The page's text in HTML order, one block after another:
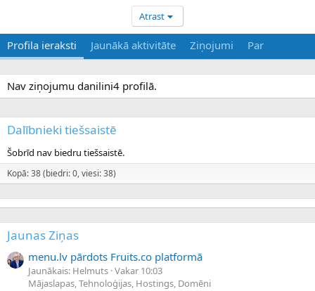
Atrast
Profila ieraksti Jaunākā aktivitāte Ziņojumi Par
Nav ziņojumu danilini4 profilā.
Dalībnieki tiešsaistē
Šobrīd nav biedru tiešsaistē.
Kopā: 38 (biedri: 0, viesi: 38)
Jaunas Ziņas
menu.lv pārdots Fruits.co platformā
Jaunākais: Helmuts Vakar 10:03
Mājaslapas, Tehnoloģijas, Hostings, Domēni